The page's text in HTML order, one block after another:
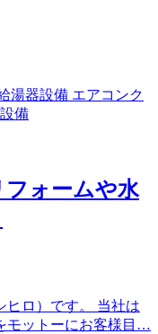
湯器設備 エアコンク
備
ォームや水
ロ）です。 当社は
モットーにお客様目…